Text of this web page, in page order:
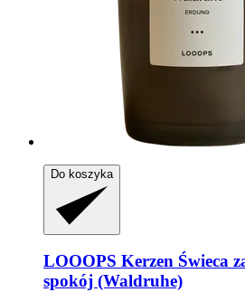
Do koszyka
LOOOPS Kerzen Świeca
spokój (Waldruhe)